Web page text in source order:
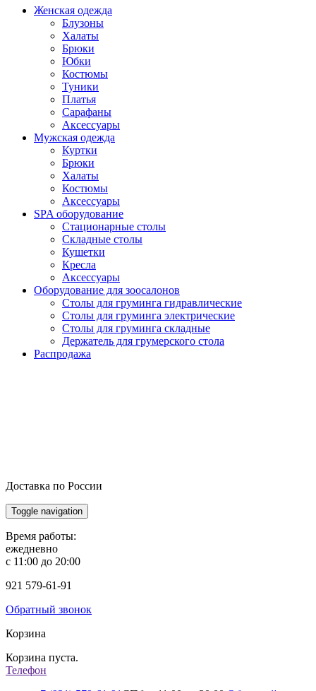
Женская одежда
Блузоны
Халаты
Брюки
Юбки
Костюмы
Туники
Платья
Сарафаны
Аксессуары
Мужская одежда
Куртки
Брюки
Халаты
Костюмы
Аксессуары
SPA оборудование
Стационарные столы
Складные столы
Кушетки
Кресла
Аксессуары
Оборудование для зоосалонов
Столы для груминга гидравлические
Столы для груминга электрические
Столы для груминга складные
Держатель для грумерского стола
Распродажа
Доставка по России
Toggle navigation
Время работы:
ежедневно
с 11:00 до 20:00
921 579-61-91
Обратный звонок
Корзина
Корзина пуста.
Телефон